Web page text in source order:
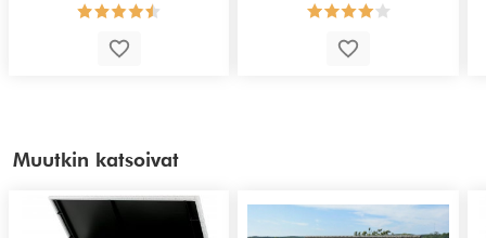
Muutkin katsoivat